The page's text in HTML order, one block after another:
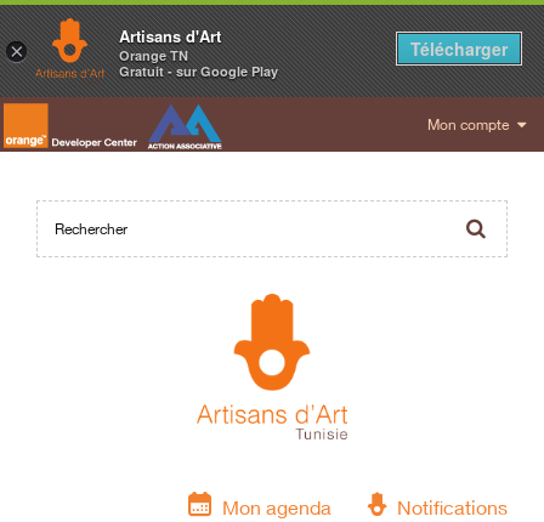
Mon compte
Mon agenda Notifications
×
Artisans d'Art
Orange TN
Gratuit - sur Google Play
Télécharger